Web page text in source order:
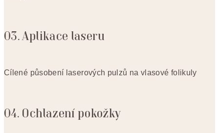
03. Aplikace laseru
Cílené působení laserových pulzů na vlasové folikuly
04. Ochlazení pokožky